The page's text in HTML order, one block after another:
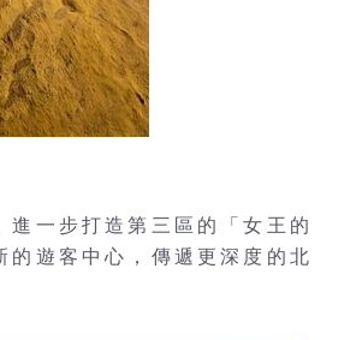
一步打造第三區的「女王的
遊客中心，傳遞更深度的北